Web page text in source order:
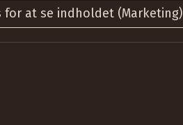
for at se indholdet (Marketing)